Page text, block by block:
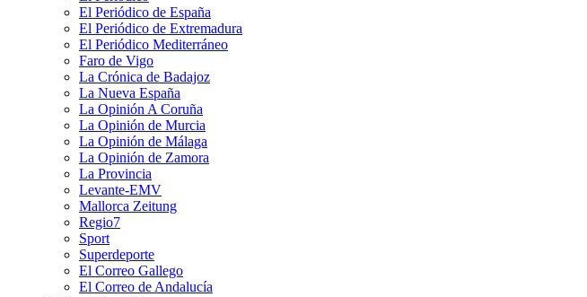
El Periódico de España
El Periódico de Extremadura
El Periódico Mediterráneo
Faro de Vigo
La Crónica de Badajoz
La Nueva España
La Opinión A Coruña
La Opinión de Murcia
La Opinión de Málaga
La Opinión de Zamora
La Provincia
Levante-EMV
Mallorca Zeitung
Regio7
Sport
Superdeporte
El Correo Gallego
El Correo de Andalucía